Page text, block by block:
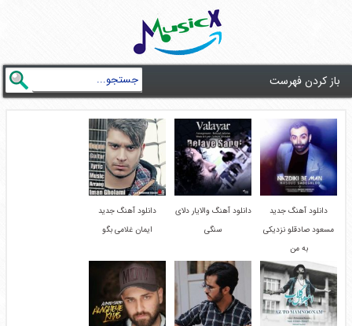
باز کردن فهرست
دانلود آهنگ جدید
مسعود صادقلو نزدیکی
به من
دانلود آهنگ والایار دلای
سنگی
دانلود آهنگ جدید
ایمان غلامی بگو